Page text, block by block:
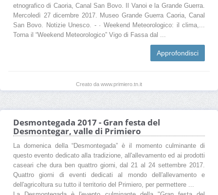
etnografico di Caoria, Canal San Bovo. Il Vanoi e la Grande Guerra.
Mercoledì 27 dicembre 2017. Museo Grande Guerra Caoria, Canal
San Bovo. Notizie Unesco. - · Weekend Meteorologico: il clima,...
Torna il “Weekend Meteorologico” Vigo di Fassa dal ...
Approfondisci
Creato da www.primiero.tn.it
Desmontegada 2017 - Gran festa del
Desmontegar, valle di Primiero
La domenica della “Desmontegada” è il momento culminante di
questo evento dedicato alla tradizione, all'allevamento ed ai prodotti
caseari che dura ben quattro giorni, dal 21 al 24 settembre 2017.
Quattro giorni di eventi dedicati al mondo dell'allevamento e
dell'agricoltura su tutto il territorio del Primiero, per permettere ...